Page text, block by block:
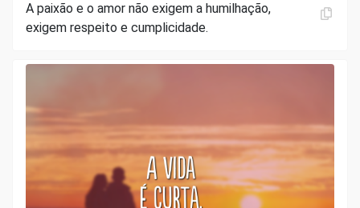
A paixão e o amor não exigem a humilhação,
exigem respeito e cumplicidade.